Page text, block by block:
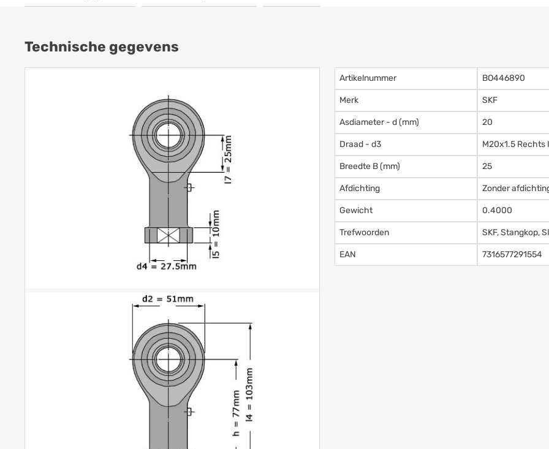
Technische gegevens
Artikelnummer BO446890
Merk SKF
Asdiameter - d (mm) 20
Draad - d3 M20x1.5 Rechts
Breedte B (mm) 25
Afdichting Zonder
Gewicht 0.4000
Trefwoorden SKF, Stangkop,
EAN 7316577291554